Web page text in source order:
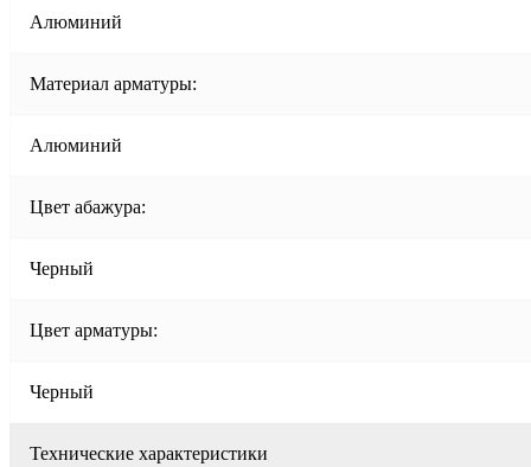
Алюминий
Материал арматуры:
Алюминий
Цвет абажура:
Черный
Цвет арматуры:
Черный
Технические характеристики